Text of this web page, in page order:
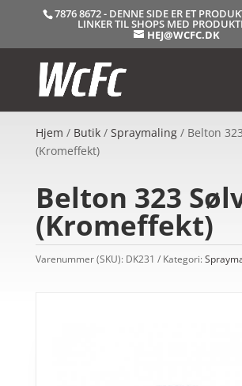
7876 8672 - DENNE SIDE ER ET
LINKER TIL SHOPS MED
HEJ@WCFC.DK
Hjem / Butik/ Spraymaling/ Belton
(Kromeffekt)
Belton 323
(Kromeffekt)
Varenummer (SKU): DK231 Kategori: